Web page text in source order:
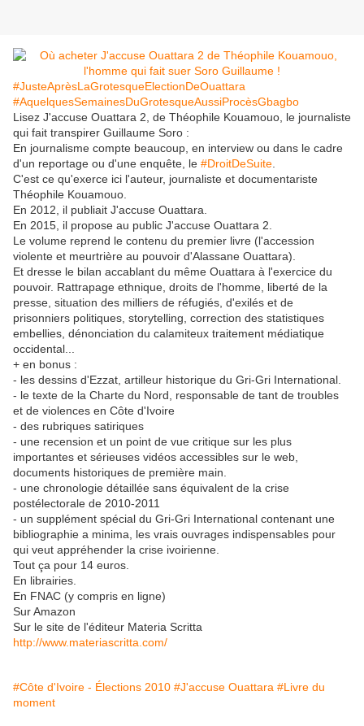
#‎JusteAprèsLaGrotesqueElectionDeOuattara‬
‪#‎AquelquesSemainesDuGrotesqueAussiProcèsGbagbo‬
Lisez J'accuse Ouattara 2, de Théophile Kouamouo, le journaliste
qui fait transpirer Guillaume Soro :
En journalisme compte beaucoup, en interview ou dans le cadre
d'un reportage ou d'une enquête, le ‪#‎DroitDeSuite‬
C'est ce qu'exerce ici l'auteur, journaliste et documentariste
Théophile Kouamouo.
En 2012, il publiait J'accuse Ouattara.
En 2015, il propose au public J'accuse Ouattara 2.
Le volume reprend le contenu du premier livre (l'accession
violente et meurtrière au pouvoir d'Alassane Ouattara).
Et dresse le bilan accablant du même Ouattara à l'exercice du
pouvoir. Rattrapage ethnique, droits de l'homme, liberté de la
presse, situation des milliers de réfugiés, d'exilés et de
prisonniers politiques, storytelling, correction des statistiques
embellies, dénonciation du calamiteux traitement médiatique
occidental...
+ en bonus :
- les dessins d'Ezzat, artilleur historique du Gri-Gri International.
- le texte de la Charte du Nord, responsable de tant de troubles
et de violences en Côte d'Ivoire
- des rubriques satiriques
- une recension et un point de vue critique sur les plus
importantes et sérieuses vidéos accessibles sur le web,
documents historiques de première main.
- une chronologie détaillée sans équivalent de la crise
postélectorale de 2010-2011
- un supplément spécial du Gri-Gri International contenant une
bibliographie a minima, les vrais ouvrages indispensables pour
qui veut appréhender la crise ivoirienne.
Tout ça pour 14 euros.
En librairies.
En FNAC (y compris en ligne)
Sur Amazon
Sur le site de l'éditeur Materia Scritta
http://www.materiascritta.com/
#Côte d'Ivoire - Élections 2010 #J'accuse Ouattara #Livre du
moment